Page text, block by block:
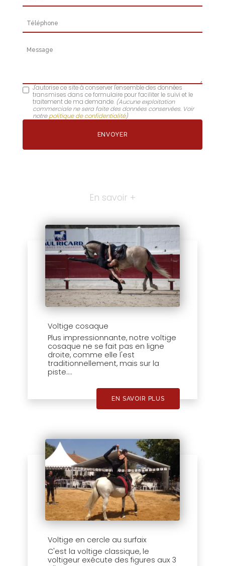
Téléphone
Message
J'autorise ce site à conserver l'ensemble des données
transmises dans ce formulaire pour faciliter le suivi et le
traitement de ma demande. (Aucune exploitation
commerciale ne sera faite des données conservées. Voir
notrepolitique de confidentialité)
En savoir +
Voltige cosaque
Plus impressionnante, notre voltige
cosaque ne se fait pas en ligne
droite, comme elle l'est
traditionnellement, mais sur la
piste....
EN SAVOIR PLUS
Voltige en cercle au surfaix
C'est la voltige classique, le
voltigeur exécute des figures aux 3